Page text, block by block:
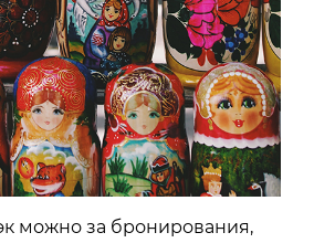
можно за бронирования,